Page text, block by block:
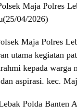
Maja Polres
04/2026)
Maja Polres
utama kegiatan
kepada warga
aspirasi. kec.
Polda